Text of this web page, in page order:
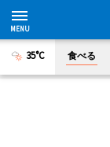
35°C 食べる